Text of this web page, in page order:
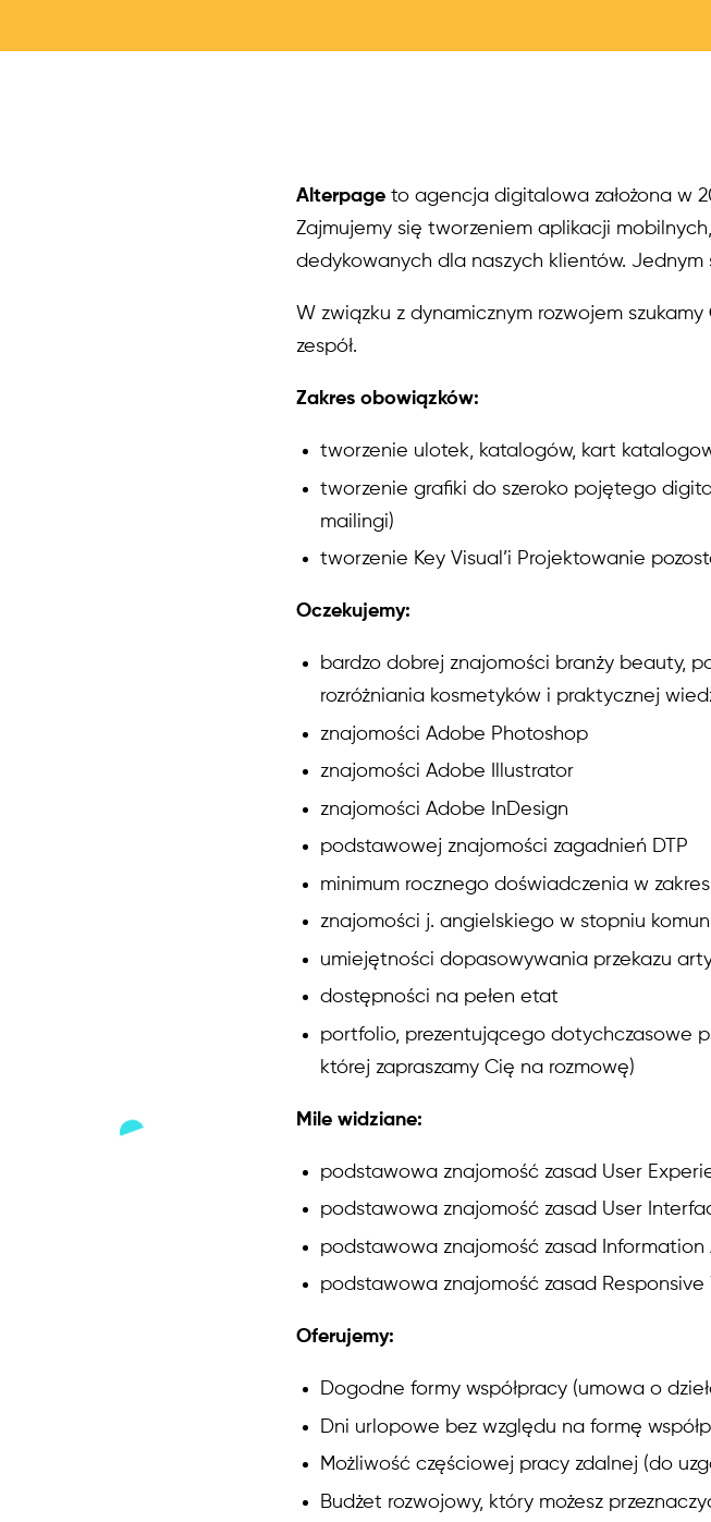
Alterpage to agencja digitalowa założona w
Zajmujemy się tworzeniem aplikacji
dedykowanych dla naszych klientów. Jednym
W związku z dynamicznym rozwojem szukamy
zespół.
Zakres obowiązków:
tworzenie ulotek, katalogów, kart
tworzenie grafiki do szeroko pojętego
mailingi)
tworzenie Key Visual’i Projektowanie
Oczekujemy:
bardzo dobrej znajomości branży beauty,
rozróżniania kosmetyków i praktycznej
znajomości Adobe Photoshop
znajomości Adobe Illustrator
znajomości Adobe InDesign
podstawowej znajomości zagadnień DTP
minimum rocznego doświadczenia w
znajomości j. angielskiego w stopniu
umiejętności dopasowywania przekazu
dostępności na pełen etat
portfolio, prezentującego dotychczasowe
której zapraszamy Cię na rozmowę)
Mile widziane:
podstawowa znajomość zasad User
podstawowa znajomość zasad User
podstawowa znajomość zasad Information
podstawowa znajomość zasad Responsive
Oferujemy:
Dogodne formy współpracy (umowa o
Dni urlopowe bez względu na formę
Możliwość częściowej pracy zdalnej (do
Budżet rozwojowy, który możesz